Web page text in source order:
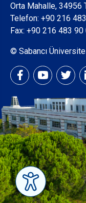
Orta Mahalle, 34956
Telefon: +90 216
Fax: +90 216 483 90
© Sabancı